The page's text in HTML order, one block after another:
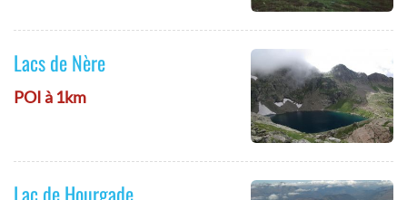
Lacs de Nère
POI à 1km
Lac de Hourgade